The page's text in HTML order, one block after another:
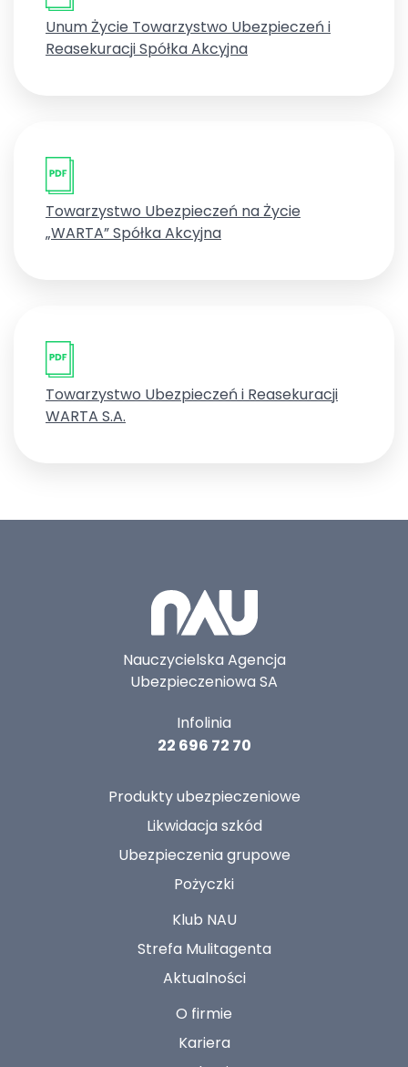
Unum Życie Towarzystwo Ubezpieczeń i
Reasekuracji Spółka Akcyjna
Towarzystwo Ubezpieczeń na Życie
„WARTA” Spółka Akcyjna
Towarzystwo Ubezpieczeń i Reasekuracji
WARTA S.A.
Nauczycielska Agencja
Ubezpieczeniowa SA
Infolinia
22 696 72 70
Produkty ubezpieczeniowe
Likwidacja szkód
Ubezpieczenia grupowe
Pożyczki
Klub NAU
Strefa Mulitagenta
Aktualności
O firmie
Kariera